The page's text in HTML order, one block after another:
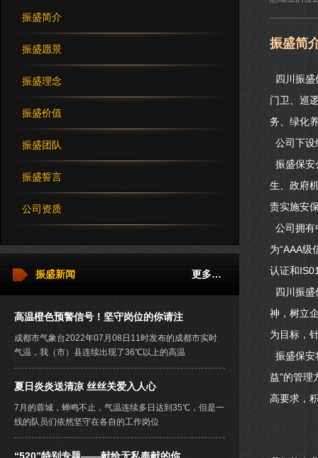
振盛简介
振盛愿景
振盛理念
振盛价值
振盛团队
振盛誓言
公司资质
更多…
振盛新闻
高温橙色预警信号！坚守岗位的你请注
成都市气象台2022年07月08日11时发布的成都市实时
气温，我（市）县连续出现了36℃以上的高温
夏日炎炎送清凉 丝丝关爱入人心
7月的蓉城，蝉鸣不止，气温连续多日达到35℃，但是一
线的队员们依然坚守在各自的工作岗位
振盛简
四川振盛
门卫、巡
务、绿化
公司下设
振盛保安
生、政府
责实施安
公司拥有
为“AAA
认证和
四川振盛
神，树立
为目标，
振盛保安
益”的管理
高要求，